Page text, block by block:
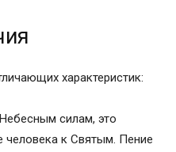
характеристик:
силам, это
к Святым. Пение